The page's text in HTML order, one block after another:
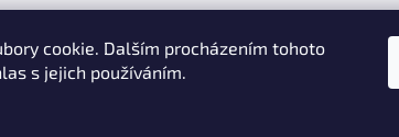
cookie. Dalším procházením tohoto
s jejich používáním.